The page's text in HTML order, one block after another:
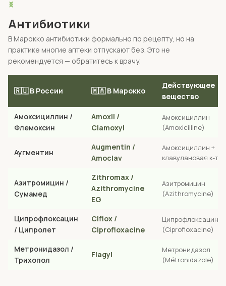
🧬
Антибиотики
В Марокко антибиотики формально по рецепту, но на
практике многие аптеки отпускают без. Это не
рекомендуется — обратитесь к врачу.
🇷🇺 В России 🇲🇦 В Марокко
Действующее
вещество
Амоксициллин /
Флемоксин
Amoxil /
Clamoxyl
Амоксициллин
(Amoxicilline)
Аугментин
Augmentin /
Amoclav
Амоксициллин +
клавулановая к-та
Азитромицин /
Сумамед
Zithromax /
Azithromycine
EG
Азитромицин
(Azithromycine)
Ципрофлоксацин
/ Ципролет
Ciflox /
Ciprofloxacine
Ципрофлоксацин
(Ciprofloxacine)
Метронидазол /
Трихопол
Flagyl
Метронидазол
(Métronidazole)